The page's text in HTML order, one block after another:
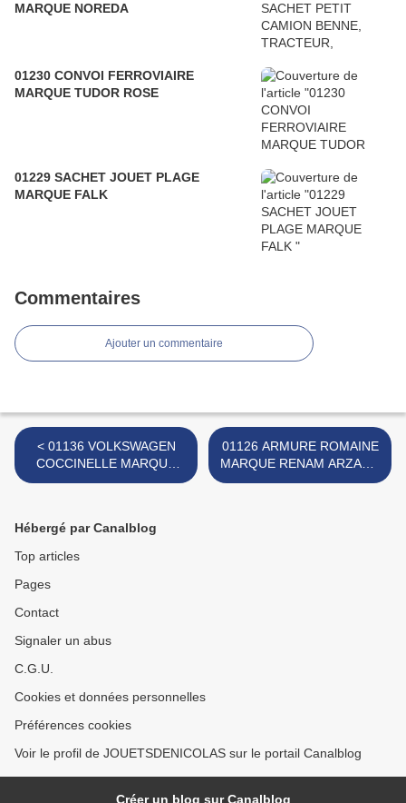
MARQUE NOREDA
01230 CONVOI FERROVIAIRE
MARQUE TUDOR ROSE
01229 SACHET JOUET PLAGE
MARQUE FALK
Commentaires
Ajouter un commentaire
< 01136 VOLKSWAGEN
COCCINELLE MARQUE
INCONNUE
01126 ARMURE ROMAINE
MARQUE RENAM ARZANO
>
Hébergé par Canalblog
Top articles
Pages
Contact
Signaler un abus
C.G.U.
Cookies et données personnelles
Préférences cookies
Voir le profil de JOUETSDENICOLAS sur le portail Canalblog
Créer un blog sur Canalblog